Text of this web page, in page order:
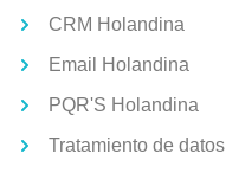
CRM Holandina
Email Holandina
PQR'S Holandina
Tratamiento de datos